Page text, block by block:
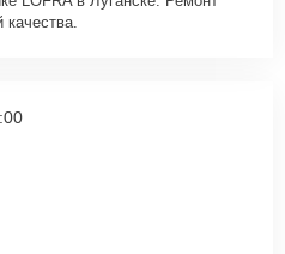
подскажут с вариантами
выезд мастера в удобное время